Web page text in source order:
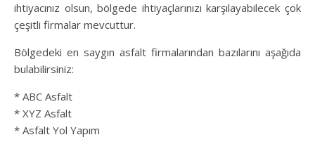
ihtiyacınız olsun, bölgede ihtiyaçlarınızı karşılayabilecek çok
çeşitli firmalar mevcuttur.
Bölgedeki en saygın asfalt firmalarından bazılarını aşağıda
bulabilirsiniz:
* ABC Asfalt
* XYZ Asfalt
* Asfalt Yol Yapım